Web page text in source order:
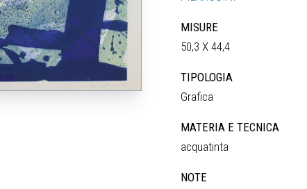
MISURE
50,3 X 44,4
TIPOLOGIA
Grafica
MATERIA E TECNICA
acquatinta
NOTE